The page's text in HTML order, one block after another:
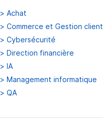
> Achat
> Commerce et Gestion client
> Cybersécurité
> Direction financière
> IA
> Management informatique
> QA